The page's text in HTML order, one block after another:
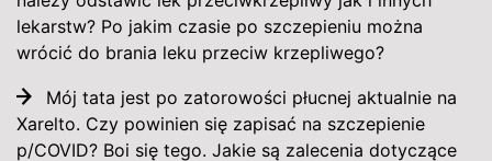
lekarstw? Po jakim czasie po szczepieniu można
wrócić do brania leku przeciw krzepliwego?
Mój tata jest po zatorowości płucnej aktualnie na
Xarelto. Czy powinien się zapisać na szczepienie
p/COVID? Boi się tego. Jakie są zalecenia dotyczące